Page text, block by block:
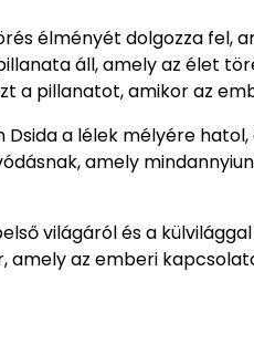
élményét dolgozza fel,
áll, amely az élet
a pillanatot, amikor az
a lélek mélyére
amely
világáról és a
amely az emberi